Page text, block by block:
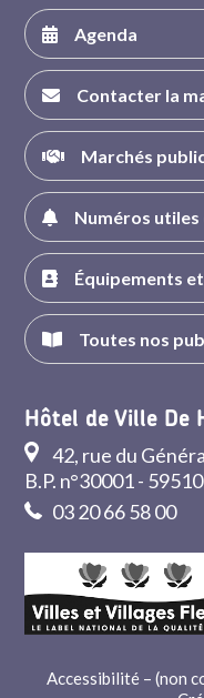
Agenda
Contacter la
Marchés
Numéros
Équipements
Toutes nos
Hôtel de Ville De
42, rue du
B.P. n°30001 -
03 20 66 58 00
Accessibilité – (non